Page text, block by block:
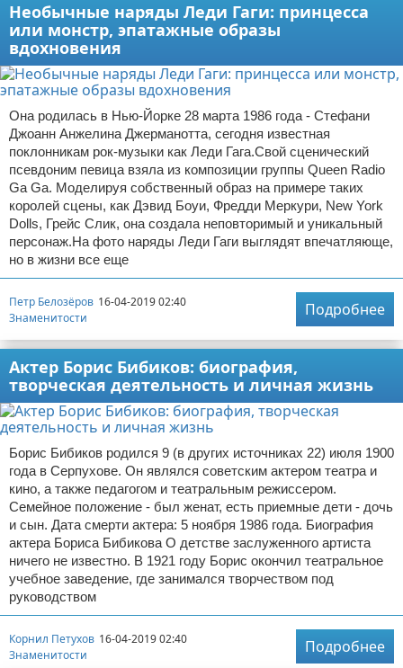
Необычные наряды Леди Гаги: принцесса
или монстр, эпатажные образы
вдохновения
Она родилась в Нью-Йорке 28 марта 1986 года - Стефани
Джоанн Анжелина Джерманотта, сегодня известная
поклонникам рок-музыки как Леди Гага.Свой сценический
псевдоним певица взяла из композиции группы Queen Radio
Ga Ga. Моделируя собственный образ на примере таких
королей сцены, как Дэвид Боуи, Фредди Меркури, New York
Dolls, Грейс Слик, она создала неповторимый и уникальный
персонаж.На фото наряды Леди Гаги выглядят впечатляюще,
но в жизни все еще
Петр Белозёров 16-04-2019 02:40
Знаменитости
Подробнее
Актер Борис Бибиков: биография,
творческая деятельность и личная жизнь
Борис Бибиков родился 9 (в других источниках 22) июля 1900
года в Серпухове. Он являлся советским актером театра и
кино, а также педагогом и театральным режиссером.
Семейное положение - был женат, есть приемные дети - дочь
и сын. Дата смерти актера: 5 ноября 1986 года. Биография
актера Бориса Бибикова О детстве заслуженного артиста
ничего не известно. В 1921 году Борис окончил театральное
учебное заведение, где занимался творчеством под
руководством
Корнил Петухов 16-04-2019 02:40
Знаменитости
Подробнее